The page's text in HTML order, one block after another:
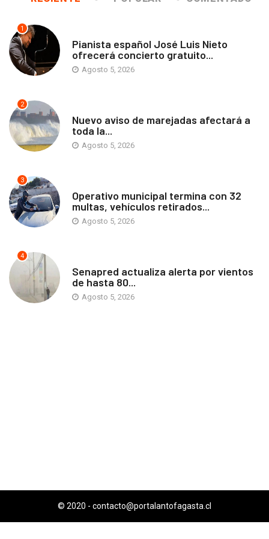
1
Pianista español José Luis Nieto
ofrecerá concierto gratuito...
Agosto 5, 2026
2
Nuevo aviso de marejadas afectará a
toda la...
Agosto 5, 2026
3
Operativo municipal termina con 32
multas, vehículos retirados...
Agosto 5, 2026
4
Senapred actualiza alerta por vientos
de hasta 80...
Agosto 5, 2026
© 2020 - contacto@portalantofagasta.cl